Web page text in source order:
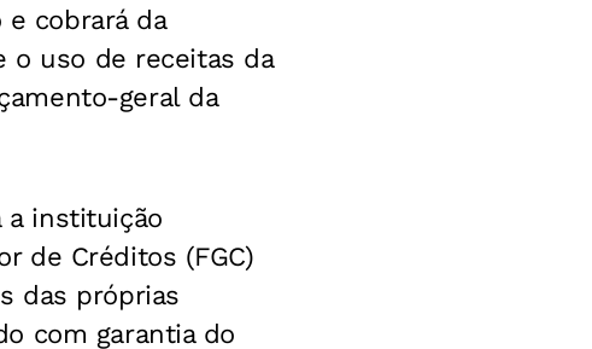
e cobrará da
o uso de receitas da
geral da
a instituição
de Créditos (FGC)
das próprias
com garantia do